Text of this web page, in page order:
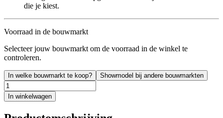
die je kiest.
Voorraad in de bouwmarkt
Selecteer jouw bouwmarkt om de voorraad in de winkel te
controleren.
In welke bouwmarkt te koop? Showmodel bij andere bouwmarkten
In winkelwagen